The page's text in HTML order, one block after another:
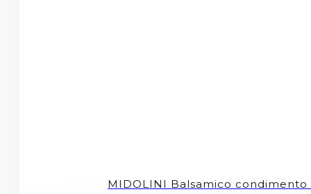
MIDOLINI Balsamico condimento